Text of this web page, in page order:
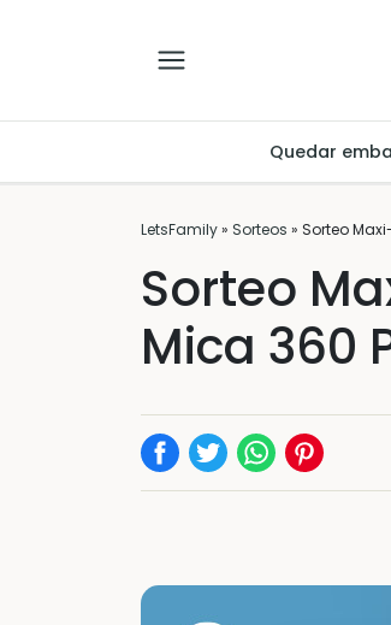
Quedar
LetsFamily» Sorteos » Sorteo
Sorteo
Mica 360